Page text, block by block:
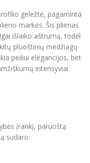
geležtė, pagaminta
markės. Šis plienas
išlaiko aštrumą, todėl
pluoštinių medžiagų
peiliui elegancijos, bet
intensyviai
įrankį, paruoštą
sudaro: